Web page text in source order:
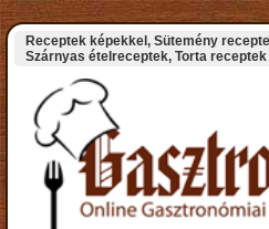
Receptek képekkel, Sütemény
Szárnyas ételreceptek, Torta receptek